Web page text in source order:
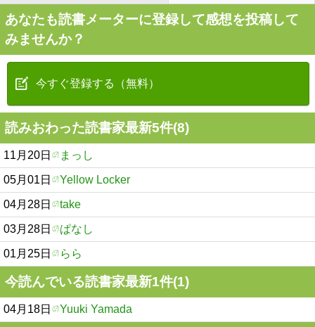
あなたも読書メーターに登録して感想を投稿して
みませんか？
今すぐ登録する（無料）
読みおわった読書家最新5件(8)
11月20日 まっし
05月01日 Yellow Locker
04月28日 take
03月28日 ぱなし
01月25日 らら
今読んでいる読書家最新1件(1)
04月18日 Yuuki Yamada